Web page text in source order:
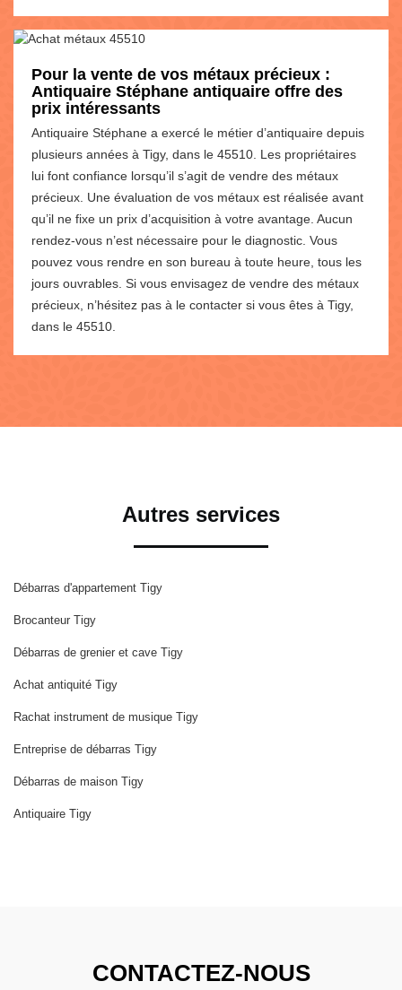
Pour la vente de vos métaux précieux :
Antiquaire Stéphane antiquaire offre des
prix intéressants
Antiquaire Stéphane a exercé le métier d’antiquaire depuis
plusieurs années à Tigy, dans le 45510. Les propriétaires
lui font confiance lorsqu’il s’agit de vendre des métaux
précieux. Une évaluation de vos métaux est réalisée avant
qu’il ne fixe un prix d’acquisition à votre avantage. Aucun
rendez-vous n’est nécessaire pour le diagnostic. Vous
pouvez vous rendre en son bureau à toute heure, tous les
jours ouvrables. Si vous envisagez de vendre des métaux
précieux, n’hésitez pas à le contacter si vous êtes à Tigy,
dans le 45510.
Autres services
Débarras d'appartement Tigy
Brocanteur Tigy
Débarras de grenier et cave Tigy
Achat antiquité Tigy
Rachat instrument de musique Tigy
Entreprise de débarras Tigy
Débarras de maison Tigy
Antiquaire Tigy
CONTACTEZ-NOUS